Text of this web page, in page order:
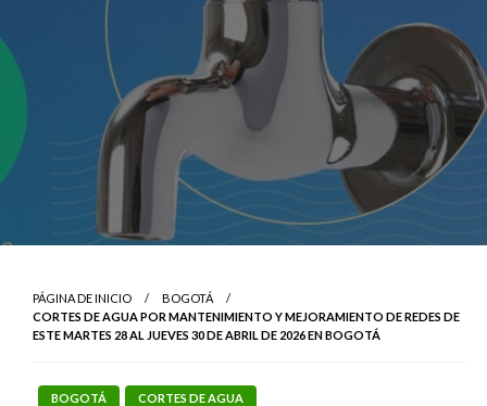
PÁGINA DE INICIO
BOGOTÁ
CORTES DE AGUA POR MANTENIMIENTO Y MEJORAMIENTO DE REDES DE
ESTE MARTES 28 AL JUEVES 30 DE ABRIL DE 2026 EN BOGOTÁ
BOGOTÁ CORTES DE AGUA